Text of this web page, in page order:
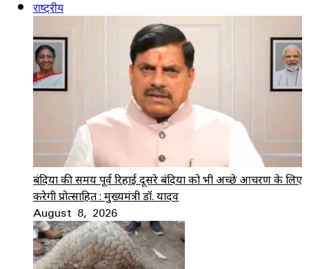
राष्ट्रीय
बंदियों की समय पूर्व रिहाई दूसरे बंदियों को भी अच्छे आचरण के लिए
करेगी प्रोत्साहित : मुख्यमंत्री डॉ. यादव
August 8, 2026